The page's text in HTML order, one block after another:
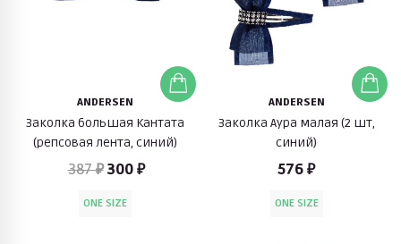
ANDERSEN
Заколка большая Кантата
(репсовая лента, синий)
387 ₽300 ₽
ONE SIZE
ANDERSEN
Заколка Аура малая (2 шт,
синий)
576 ₽
ONE SIZE